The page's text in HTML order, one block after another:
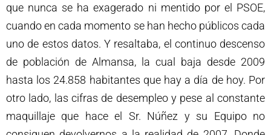
que nunca se ha exagerado ni mentido por el PSOE,
cuando en cada momento se han hecho públicos cada
uno de estos datos. Y resaltaba, el continuo descenso
de población de Almansa, la cual baja desde 2009
hasta los 24.858 habitantes que hay a día de hoy. Por
otro lado, las cifras de desempleo y pese al constante
maquillaje que hace el Sr. Núñez y su Equipo no